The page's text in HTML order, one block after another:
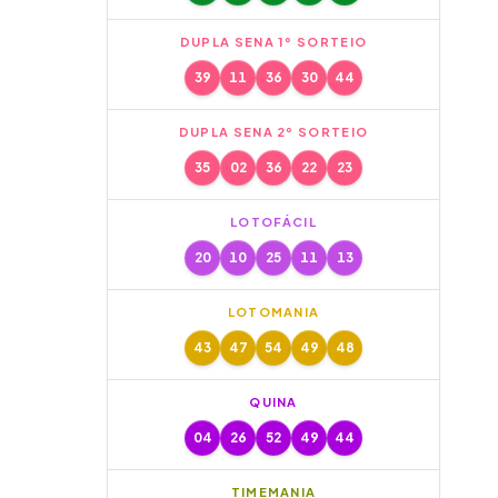
DUPLA SENA 1º SORTEIO
39 11 36 30 44
DUPLA SENA 2º SORTEIO
35 02 36 22 23
LOTOFÁCIL
20 10 25 11 13
LOTOMANIA
43 47 54 49 48
QUINA
04 26 52 49 44
TIMEMANIA